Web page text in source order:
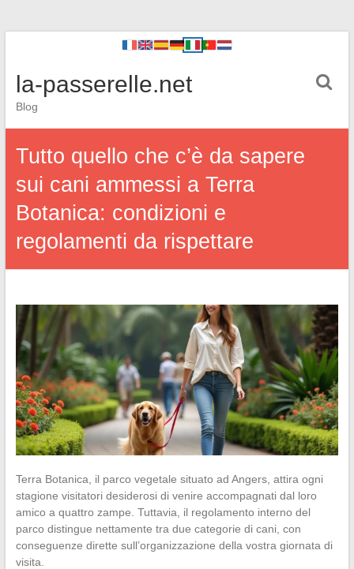
la-passerelle.net
Blog
Tutto quello che c’è da sapere
sui cani ammessi a Terra
Botanica: condizioni e
regolamenti da rispettare
Terra Botanica, il parco vegetale situato ad Angers, attira ogni
stagione visitatori desiderosi di venire accompagnati dal loro
amico a quattro zampe. Tuttavia, il regolamento interno del
parco distingue nettamente tra due categorie di cani, con
conseguenze dirette sull’organizzazione della vostra giornata di
visita.